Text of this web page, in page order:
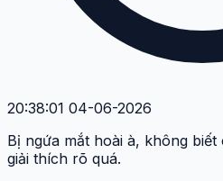
20:38:01 04-06-2026
Bị ngứa mắt hoài à, không
giải thích rõ quá.